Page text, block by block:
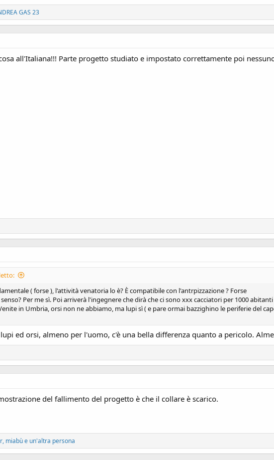
GAS 23
all'Italiana!!! Parte progetto studiato e impostato correttamente poi
( forse ), l'attività venatoria lo è? È compatibile con l'antrpizzazione ? Forse
Per me sì. Poi arriverà l'ingegnere che dirà che ci sono xxx cacciatori per 1000
in Umbria, orsi non ne abbiamo, ma lupi sì ( e pare ormai bazzighino le periferie del
ed orsi, almeno per l'uomo, c'è una bella differenza quanto a pericolo.
del fallimento del progetto è che il collare è scarico.
, miabùe un'altra persona